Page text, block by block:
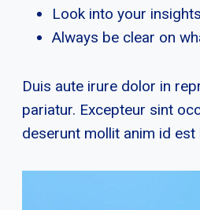
Look into your
Always be clear on
Duis aute irure dolor in
pariatur. Excepteur sint
deserunt mollit anim id est